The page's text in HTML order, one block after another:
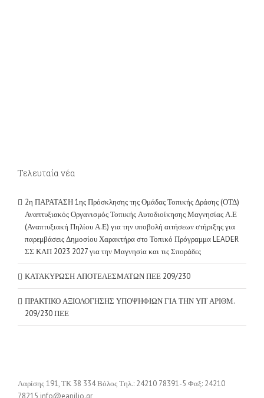
Τελευταία νέα
2η ΠΑΡΑΤΑΣΗ 1ης Πρόσκλησης της Ομάδας Τοπικής Δράσης (ΟΤΔ)
Αναπτυξιακός Οργανισμός Τοπικής Αυτοδιοίκησης Μαγνησίας Α.Ε
(Αναπτυξιακή Πηλίου Α.Ε) για την υποβολή αιτήσεων στήριξης για
παρεμβάσεις Δημοσίου Χαρακτήρα στο Τοπικό Πρόγραμμα LEADER
ΣΣ ΚΑΠ 2023 2027 για την Μαγνησία και τις Σποράδες
ΚΑΤΑΚΥΡΩΣΗ ΑΠΟΤΕΛΕΣΜΑΤΩΝ ΠΕΕ 209/230
ΠΡΑΚΤΙΚΟ ΑΞΙΟΛΟΓΗΣΗΣ ΥΠΟΨΗΦΙΩΝ ΓΙΑ ΤΗΝ ΥΠ’ ΑΡΙΘΜ.
209/230 ΠΕΕ
Λαρίσης 191, ΤΚ 38 334 Βόλος Τηλ.: 24210 78391-5 Φαξ: 24210
78215 info@eapilio.gr